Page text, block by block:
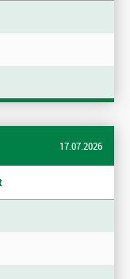
17.07.2026